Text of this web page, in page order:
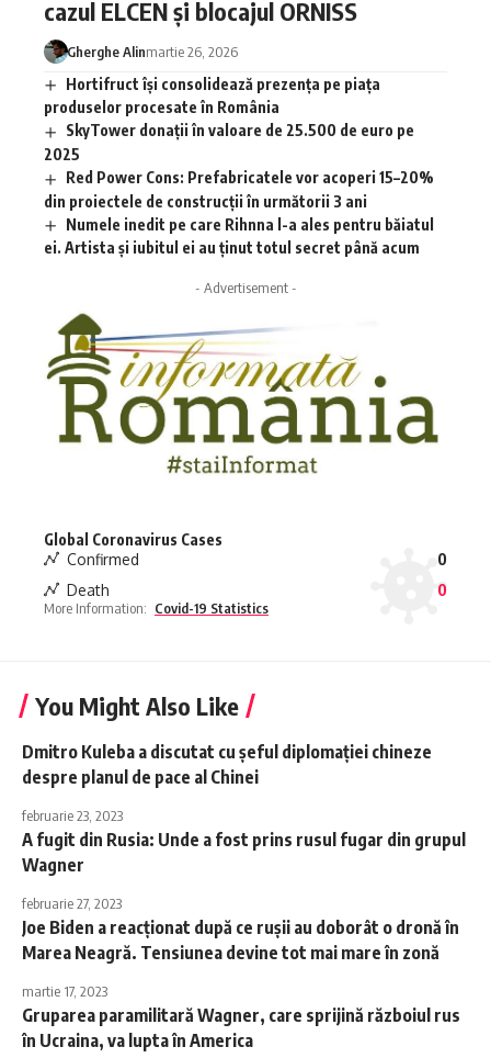
cazul ELCEN și blocajul ORNISS
Gherghe Alinmartie 26, 2026
Hortifruct își consolidează prezența pe piața
produselor procesate în România
SkyTower donații în valoare de 25.500 de euro pe
2025
Red Power Cons: Prefabricatele vor acoperi 15–20%
din proiectele de construcții în următorii 3 ani
Numele inedit pe care Rihnna l-a ales pentru băiatul
ei. Artista și iubitul ei au ținut totul secret până acum
- Advertisement -
Global Coronavirus Cases
Confirmed
0
Death
0
More Information: Covid-19 Statistics
You Might Also Like
Dmitro Kuleba a discutat cu șeful diplomației chineze
despre planul de pace al Chinei
februarie 23, 2023
A fugit din Rusia: Unde a fost prins rusul fugar din grupul
Wagner
februarie 27, 2023
Joe Biden a reacționat după ce rușii au doborât o dronă în
Marea Neagră. Tensiunea devine tot mai mare în zonă
martie 17, 2023
Gruparea paramilitară Wagner, care sprijină războiul rus
în Ucraina, va lupta în America